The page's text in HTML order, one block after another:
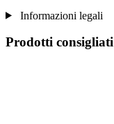
Informazioni legali
Prodotti consigliati